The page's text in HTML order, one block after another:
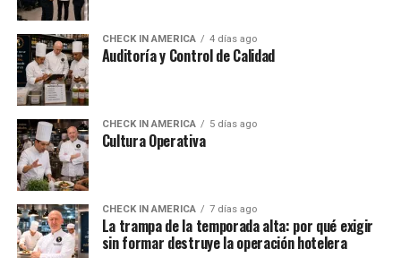
CHECK IN AMERICA 4 días ago
Auditoría y Control de Calidad
CHECK IN AMERICA 5 días ago
Cultura Operativa
CHECK IN AMERICA 7 días ago
La trampa de la temporada alta: por qué exigir
sin formar destruye la operación hotelera